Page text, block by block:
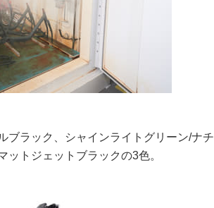
ブラック、シャインライトグリーン/ナチ
ットジェットブラックの3色。